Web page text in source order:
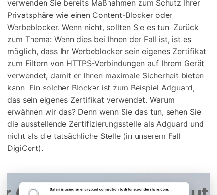
verwenden Sie bereits Maßnahmen zum Schutz Ihrer
Privatsphäre wie einen Content-Blocker oder
Werbeblocker. Wenn nicht, sollten Sie es tun! Zurück
zum Thema: Wenn dies bei Ihnen der Fall ist, ist es
möglich, dass Ihr Werbeblocker sein eigenes Zertifikat
zum Filtern von HTTPS-Verbindungen auf Ihrem Gerät
verwendet, damit er Ihnen maximale Sicherheit bieten
kann. Ein solcher Blocker ist zum Beispiel Adguard,
das sein eigenes Zertifikat verwendet. Warum
erwähnen wir das? Denn wenn Sie das tun, sehen Sie
die ausstellende Zertifizierungsstelle als Adguard und
nicht als die tatsächliche Stelle (in unserem Fall
DigiCert).